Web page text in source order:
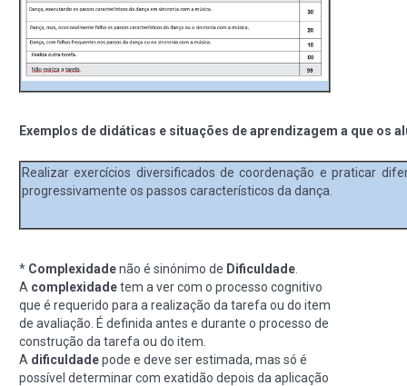
Exemplos de didáticas e situações de aprendizagem a que os
Realizar exercícios diversificados de coordenação e praticar
progressivamente os passos característicos da dança.
* Complexidadenão é sinónimo de Dificuldade
A complexidadetem a ver com o processo cognitivo
que é requerido para a realização da tarefa ou do item
de avaliação. É definida antes e durante o processo de
construção da tarefa ou do item.
A dificuldadepode e deve ser estimada, mas só é
possível determinar com exatidão depois da aplicação